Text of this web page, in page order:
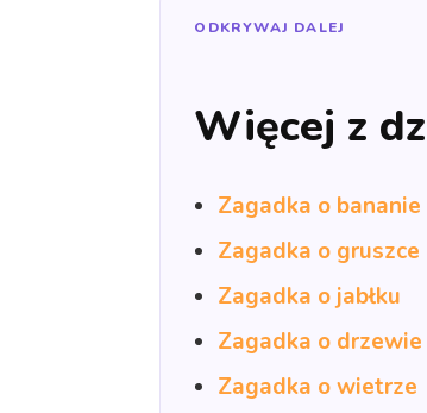
ODKRYWAJ DALEJ
Więcej z
Zagadka o bananie
Zagadka o gruszce
Zagadka o jabłku
Zagadka o drzewie
Zagadka o wietrze